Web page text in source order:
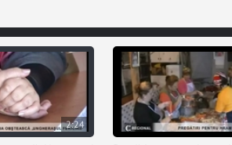
2:24